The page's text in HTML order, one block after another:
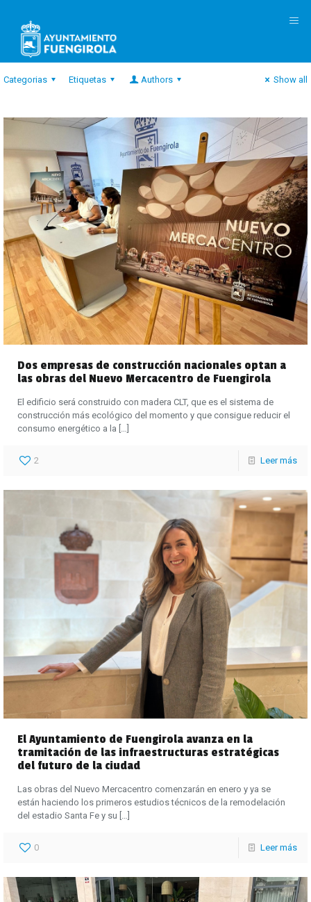
Categorias Etiquetas Authors Show all
Dos empresas de construcción nacionales optan a
las obras del Nuevo Mercacentro de Fuengirola
El edificio será construido con madera CLT, que es el sistema de
construcción más ecológico del momento y que consigue reducir el
consumo energético a la […]
2 Leer más
El Ayuntamiento de Fuengirola avanza en la
tramitación de las infraestructuras estratégicas
del futuro de la ciudad
Las obras del Nuevo Mercacentro comenzarán en enero y ya se
están haciendo los primeros estudios técnicos de la remodelación
del estadio Santa Fe y su
0 Leer más